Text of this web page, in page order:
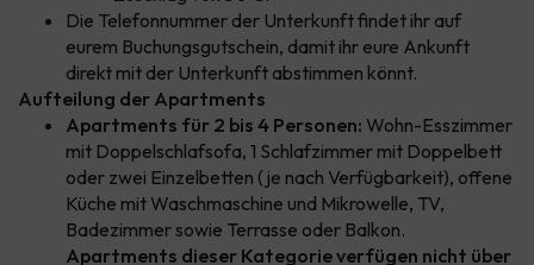
Die Telefonnummer der Unterkunft findet ihr auf
eurem Buchungsgutschein, damit ihr eure Ankunft
direkt mit der Unterkunft abstimmen könnt.
Aufteilung der Apartments
Apartments für 2 bis 4 Personen: Wohn-Esszimmer
mit Doppelschlafsofa, 1 Schlafzimmer mit Doppelbett
oder zwei Einzelbetten (je nach Verfügbarkeit), offene
Küche mit Waschmaschine und Mikrowelle, TV,
Badezimmer sowie Terrasse oder Balkon.
Apartments dieser Kategorie verfügen nicht über